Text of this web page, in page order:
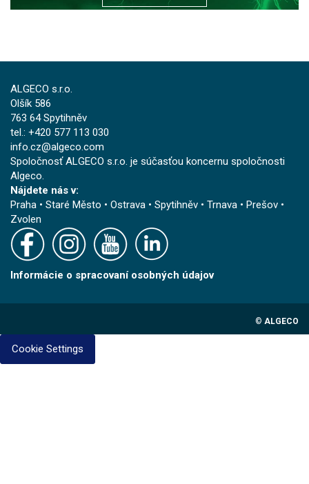
ALGECO s.r.o.
Olšík 586
763 64 Spytihněv
tel.: +420 577 113 030
info.cz@algeco.com
Spoločnosť ALGECO s.r.o. je súčasťou koncernu spoločnosti
Algeco.
Nájdete nás v:
Praha • Staré Město • Ostrava • Spytihněv • Trnava • Prešov •
Zvolen
Informácie o spracovaní osobných údajov
© ALGECO
Cookie Settings